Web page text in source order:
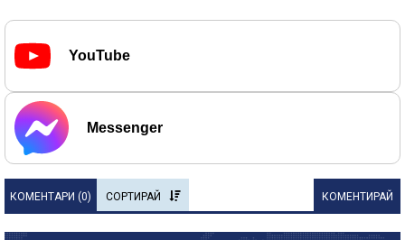
YouTube
Messenger
КОМЕНТАРИ (0) СОРТИРАЙ КОМЕНТИРАЙ